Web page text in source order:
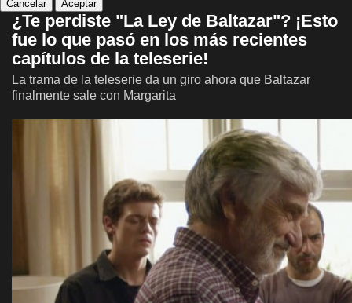
Cancelar Aceptar
¿Te perdiste "La Ley de Baltazar"? ¡Esto
fue lo que pasó en los más recientes
capítulos de la teleserie!
La trama de la teleserie da un giro ahora que Baltazar
finalmente sale con Margarita